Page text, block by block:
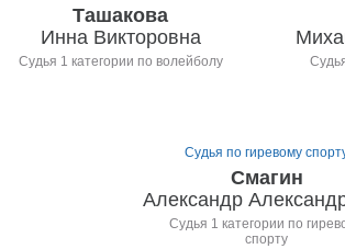
Ташакова
Инна Викторовна
Судья 1 категории по волейболу
Судья по гиревому
Смагин
Александр
Судья 1 категории по
спорту